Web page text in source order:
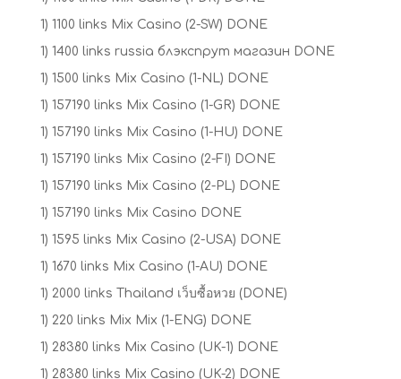
1) 1100 links Mix Casino (2-SW) DONE
1) 1400 links russia блэкспрут магазин DONE
1) 1500 links Mix Casino (1-NL) DONE
1) 157190 links Mix Casino (1-GR) DONE
1) 157190 links Mix Casino (1-HU) DONE
1) 157190 links Mix Casino (2-FI) DONE
1) 157190 links Mix Casino (2-PL) DONE
1) 157190 links Mix Casino DONE
1) 1595 links Mix Casino (2-USA) DONE
1) 1670 links Mix Casino (1-AU) DONE
1) 2000 links Thailand เว็บซื้อหวย (DONE)
1) 220 links Mix Mix (1-ENG) DONE
1) 28380 links Mix Casino (UK-1) DONE
1) 28380 links Mix Casino (UK-2) DONE